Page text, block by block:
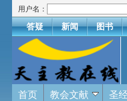
用户名：
答疑 新闻 图书
首页 教会文献 圣